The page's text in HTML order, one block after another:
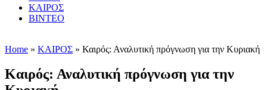
ΚΑΙΡΟΣ
ΒΙΝΤΕΟ
Home » ΚΑΙΡΟΣ » Καιρός: Αναλυτική πρόγνωση για την Κυριακή
Καιρός: Αναλυτική πρόγνωση για την